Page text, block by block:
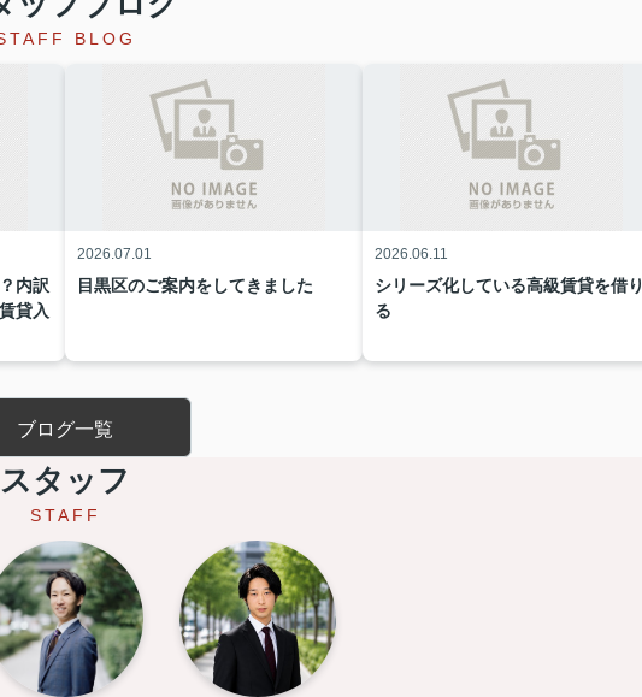
BLOG
内訳
貸入
2026.07.01
目黒区のご案内をしてきました
2026.06.11
シリーズ化している高級賃貸を借り
る
ブログ一覧
スタッフ
STAFF